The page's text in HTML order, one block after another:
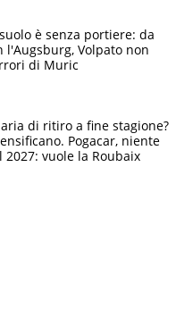
è senza portiere: da
l'Augsburg, Volpato non
di Muric
di ritiro a fine stagione?
Pogacar, niente
2027: vuole la Roubaix